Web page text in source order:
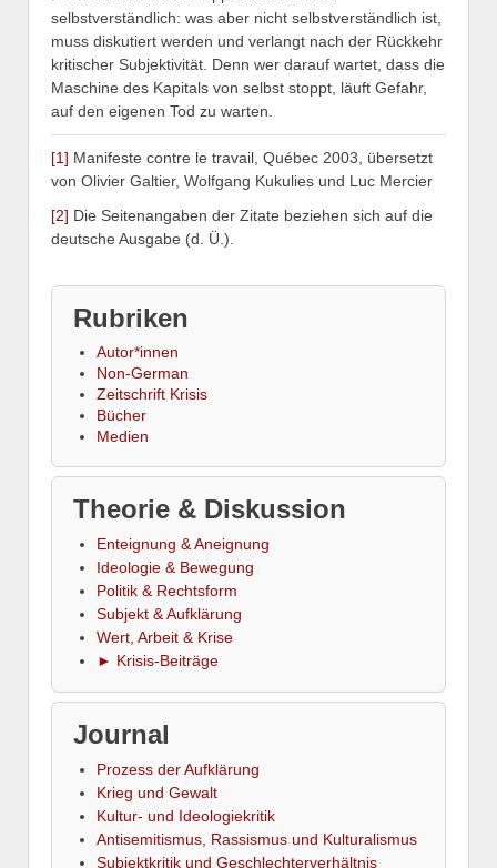
selbstverständlich: was aber nicht selbstverständlich ist,
muss diskutiert werden und verlangt nach der Rückkehr
kritischer Subjektivität. Denn wer darauf wartet, dass die
Maschine des Kapitals von selbst stoppt, läuft Gefahr,
auf den eigenen Tod zu warten.
[1] Manifeste contre le travail, Québec 2003, übersetzt
von Olivier Galtier, Wolfgang Kukulies und Luc Mercier
[2] Die Seitenangaben der Zitate beziehen sich auf die
deutsche Ausgabe (d. Ü.).
Rubriken
Autor*innen
Non-German
Zeitschrift Krisis
Bücher
Medien
Theorie & Diskussion
Enteignung & Aneignung
Ideologie & Bewegung
Politik & Rechtsform
Subjekt & Aufklärung
Wert, Arbeit & Krise
► Krisis-Beiträge
Journal
Prozess der Aufklärung
Krieg und Gewalt
Kultur- und Ideologiekritik
Antisemitismus, Rassismus und Kulturalismus
Subjektkritik und Geschlechterverhältnis